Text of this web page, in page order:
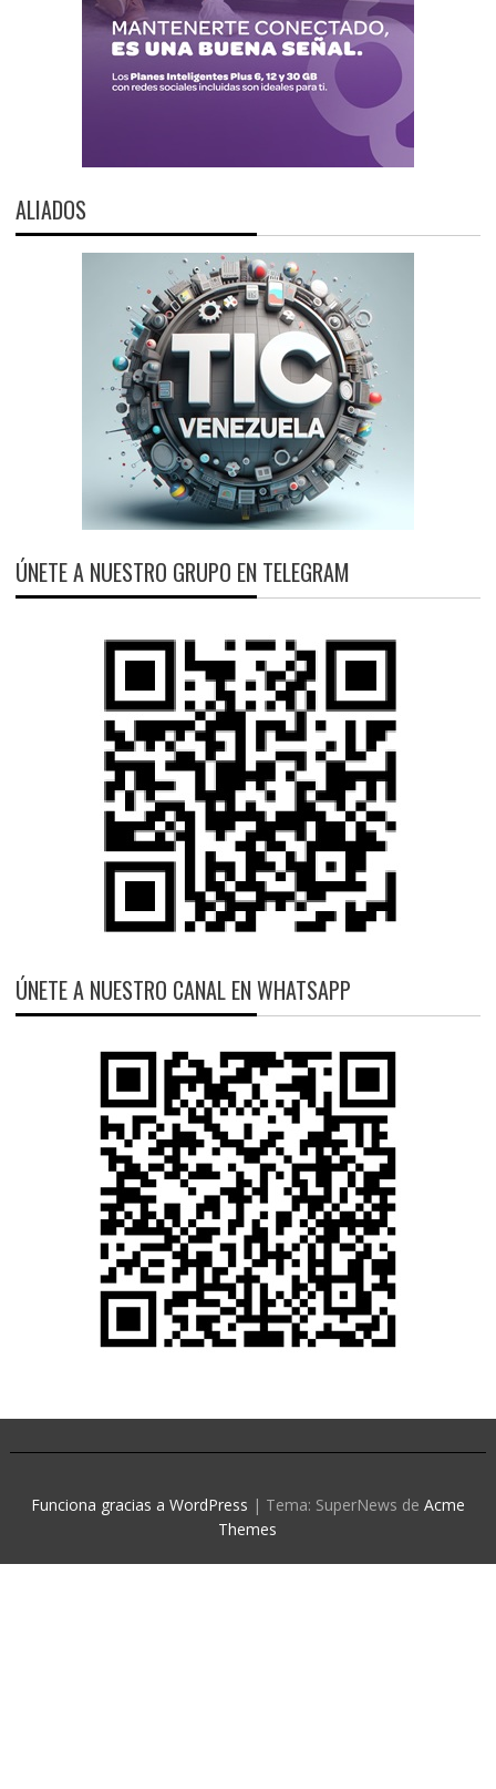
ALIADOS
ÚNETE A NUESTRO GRUPO EN TELEGRAM
ÚNETE A NUESTRO CANAL EN WHATSAPP
Funciona gracias a WordPress | Tema: SuperNews de Acme
Themes